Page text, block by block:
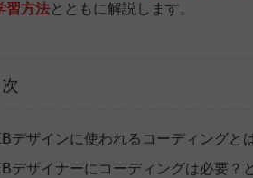
習方法とともに解説します。
デザインに使われるコーディングと
デザイナーにコーディングは必要？